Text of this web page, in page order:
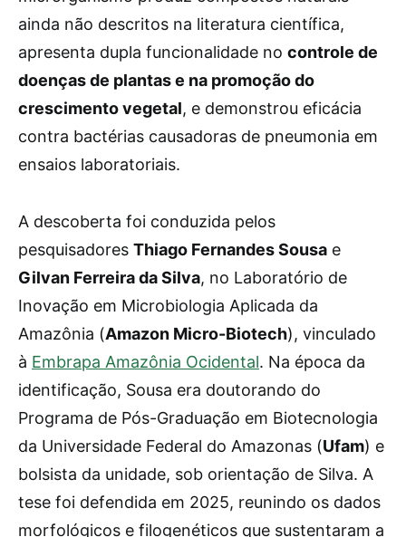
ainda não descritos na literatura científica,
apresenta dupla funcionalidade no controle de
doenças de plantas e na promoção do
crescimento vegetal, e demonstrou eficácia
contra bactérias causadoras de pneumonia em
ensaios laboratoriais.
A descoberta foi conduzida pelos
pesquisadores Thiago Fernandes Sousa e
Gilvan Ferreira da Silva, no Laboratório de
Inovação em Microbiologia Aplicada da
Amazônia (Amazon Micro-Biotech), vinculado
à Embrapa Amazônia Ocidental. Na época da
identificação, Sousa era doutorando do
Programa de Pós-Graduação em Biotecnologia
da Universidade Federal do Amazonas (Ufam) e
bolsista da unidade, sob orientação de Silva. A
tese foi defendida em 2025, reunindo os dados
morfológicos e filogenéticos que sustentaram a